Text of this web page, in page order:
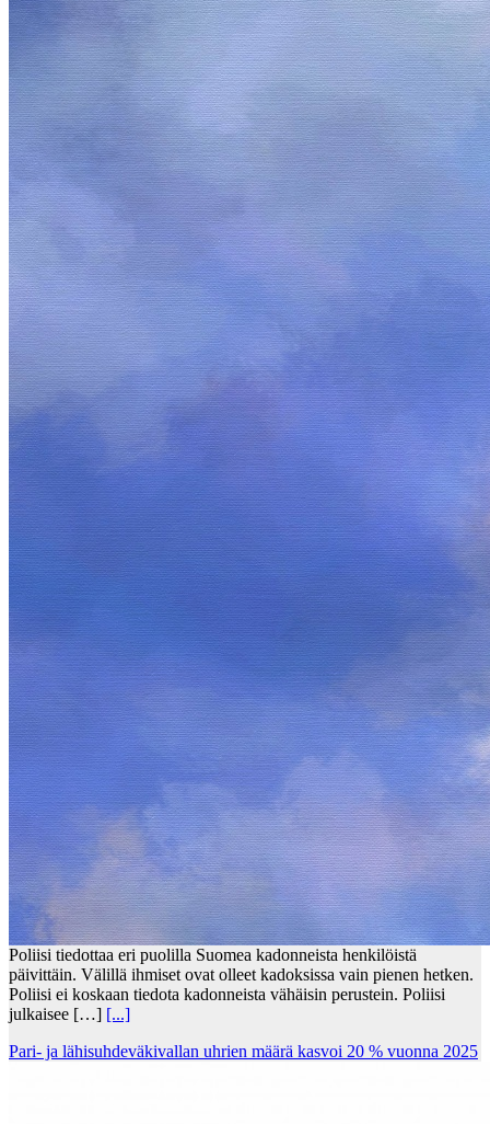
Poliisi tiedottaa eri puolilla Suomea kadonneista henkilöistä
päivittäin. Välillä ihmiset ovat olleet kadoksissa vain pienen hetken.
Poliisi ei koskaan tiedota kadonneista vähäisin perustein. Poliisi
julkaisee […] [...]
Pari- ja lähisuhdeväkivallan uhrien määrä kasvoi 20 % vuonna 2025